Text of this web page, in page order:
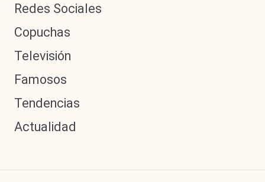
Redes Sociales
Copuchas
Televisión
Famosos
Tendencias
Actualidad